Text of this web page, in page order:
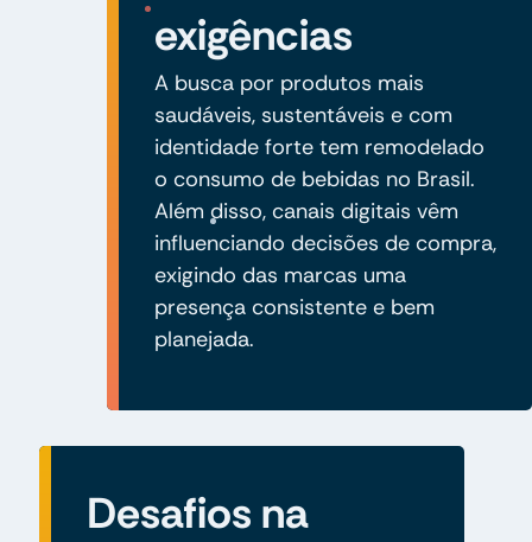
exigências
A busca por produtos mais
saudáveis, sustentáveis e com
identidade forte tem remodelado
o consumo de bebidas no Brasil.
Além disso, canais digitais vêm
influenciando decisões de compra,
exigindo das marcas uma
presença consistente e bem
planejada.
Desafios na